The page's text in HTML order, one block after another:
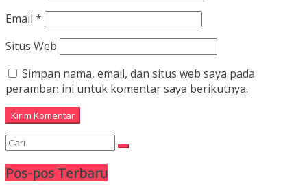
Email *
Situs Web
Simpan nama, email, dan situs web saya pada
peramban ini untuk komentar saya berikutnya.
Pos-pos Terbaru